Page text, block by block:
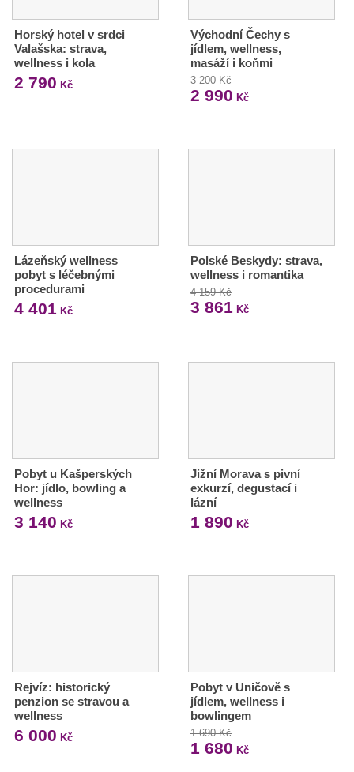
Horský hotel v srdci
Valašska: strava,
wellness i kola
2 790 Kč
Východní Čechy s
jídlem, wellness,
masáží i koňmi
3 200 Kč
2 990 Kč
Lázeňský wellness
pobyt s léčebnými
procedurami
4 401 Kč
Polské Beskydy: strava,
wellness i romantika
4 159 Kč
3 861 Kč
Pobyt u Kašperských
Hor: jídlo, bowling a
wellness
3 140 Kč
Jižní Morava s pivní
exkurzí, degustací i
lázní
1 890 Kč
Rejvíz: historický
penzion se stravou a
wellness
6 000 Kč
Pobyt v Uničově s
jídlem, wellness i
bowlingem
1 690 Kč
1 680 Kč